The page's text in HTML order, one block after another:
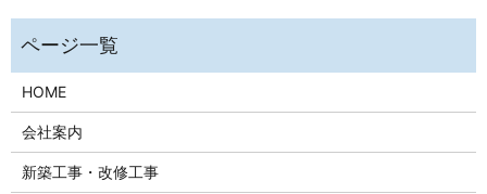
HOME
会社案内
新築工事・改修工事